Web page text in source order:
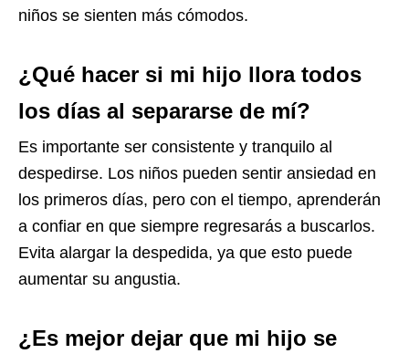
niños se sienten más cómodos.
¿Qué hacer si mi hijo llora todos
los días al separarse de mí?
Es importante ser consistente y tranquilo al
despedirse. Los niños pueden sentir ansiedad en
los primeros días, pero con el tiempo, aprenderán
a confiar en que siempre regresarás a buscarlos.
Evita alargar la despedida, ya que esto puede
aumentar su angustia.
¿Es mejor dejar que mi hijo se